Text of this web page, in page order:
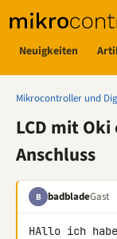
Neuigkeiten
Mikrocontroller und
LCD mit
Anschluss
B badbladeGast
HAllo ich